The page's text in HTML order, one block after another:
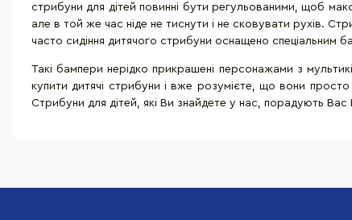
стрибуни для дітей повинні бути регульованими, щоб
але в той же час ніде не тиснути і не сковувати рухів.
часто сидіння дитячого стрибуни оснащено спеціальним
Такі бампери нерідко прикрашені персонажами з
купити дитячі стрибуни і вже розумієте, що вони просто
Стрибуни для дітей, які Ви знайдете у нас, порадують